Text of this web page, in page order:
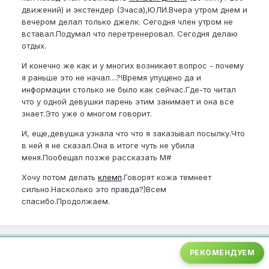
движений) и экстендер (3часа),ЮЛИ.Вчера утром днем и
вечером делал только джелк. Сегодня член утром не
вставал.Подумал что перетренеровал. Сегодня делаю
отдых.
И конечно же как и у многих возникает вопрос - почему
я раньше это не начал....?!Время упущено да и
информации столько не было как сейчас.Где-то читал
что у одной девушки парень этим занимает и она все
знает.Это уже о многом говорит.
И, еще,девушка узнала что что я заказывал посылку.Что
в ней я не сказал.Она в итоге чуть не убила
меня.Пообещал позже рассказать M#
Хочу потом делать клемп.Говорят кожа темнеет
сильно.Насколько это правда?)Всем
спасибо.Продолжаем.
РЕКОМЕНДУЕМ